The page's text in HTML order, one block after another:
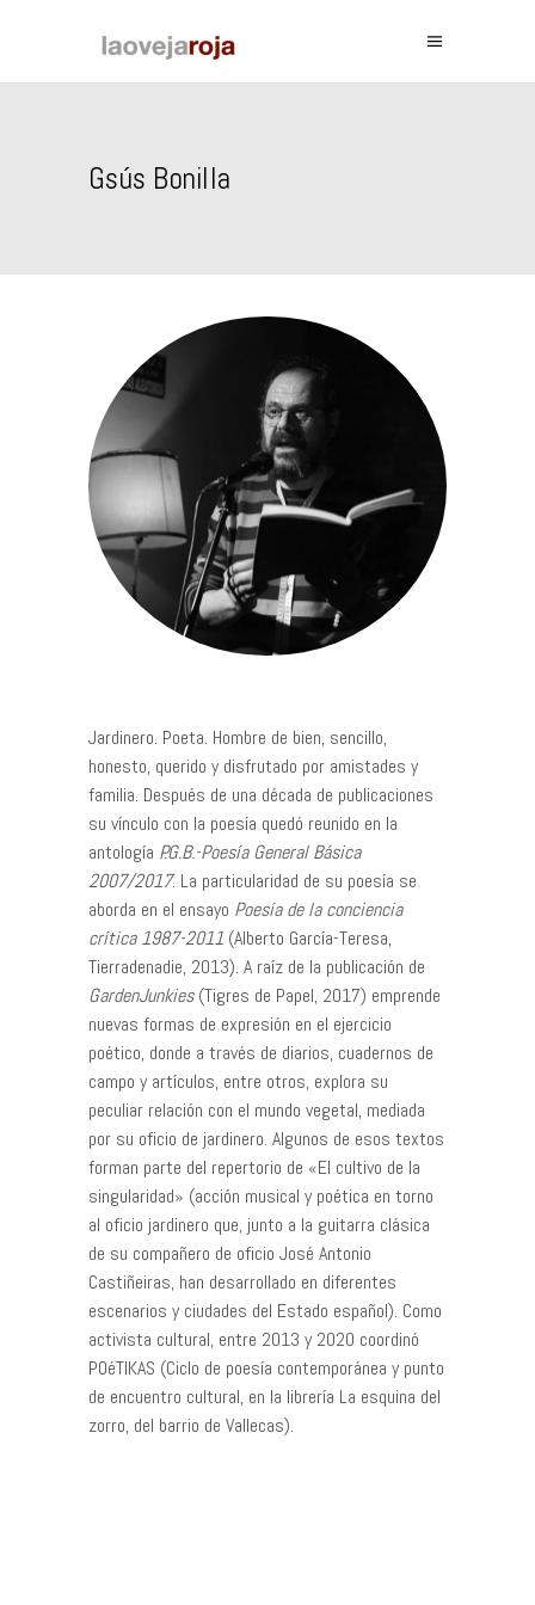
Gsús Bonilla
Jardinero. Poeta. Hombre de bien, sencillo,
honesto, querido y disfrutado por amistades y
familia. Después de una década de publicaciones
su vínculo con la poesía quedó reunido en la
antología P.G.B.-Poesía General Básica
2007/2017. La particularidad de su poesía se
aborda en el ensayo Poesía de la conciencia
crítica 1987-2011 (Alberto García-Teresa,
Tierradenadie, 2013). A raíz de la publicación de
GardenJunkies(Tigres de Papel, 2017) emprende
nuevas formas de expresión en el ejercicio
poético, donde a través de diarios, cuadernos de
campo y artículos, entre otros, explora su
peculiar relación con el mundo vegetal, mediada
por su oficio de jardinero. Algunos de esos textos
forman parte del repertorio de «El cultivo de la
singularidad» (acción musical y poética en torno
al oficio jardinero que, junto a la guitarra clásica
de su compañero de oficio José Antonio
Castiñeiras, han desarrollado en diferentes
escenarios y ciudades del Estado español). Como
activista cultural, entre 2013 y 2020 coordinó
POéTIKAS (Ciclo de poesía contemporánea y punto
de encuentro cultural, en la librería La esquina del
zorro, del barrio de Vallecas).